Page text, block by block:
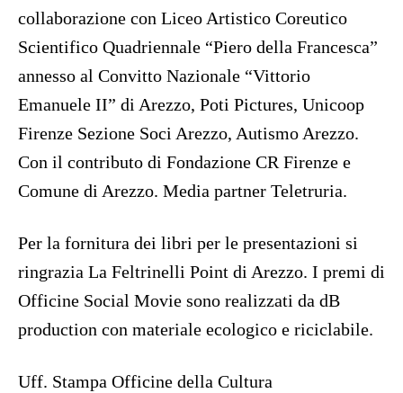
collaborazione con Liceo Artistico Coreutico
Scientifico Quadriennale “Piero della Francesca”
annesso al Convitto Nazionale “Vittorio
Emanuele II” di Arezzo, Poti Pictures, Unicoop
Firenze Sezione Soci Arezzo, Autismo Arezzo.
Con il contributo di Fondazione CR Firenze e
Comune di Arezzo. Media partner Teletruria.
Per la fornitura dei libri per le presentazioni si
ringrazia La Feltrinelli Point di Arezzo. I premi di
Officine Social Movie sono realizzati da dB
production con materiale ecologico e riciclabile.
Uff. Stampa Officine della Cultura